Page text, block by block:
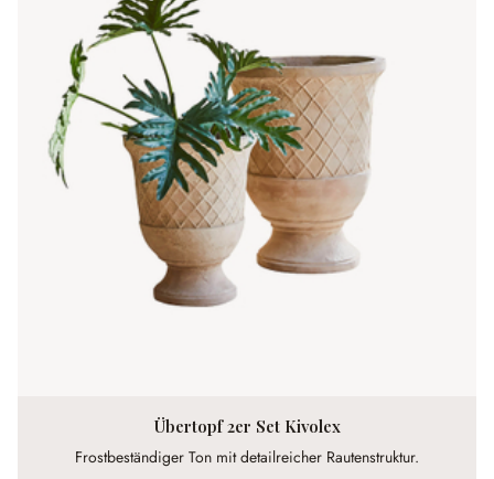
Übertopf 2er Set Kivolex
Frostbeständiger Ton mit detailreicher Rautenstruktur.